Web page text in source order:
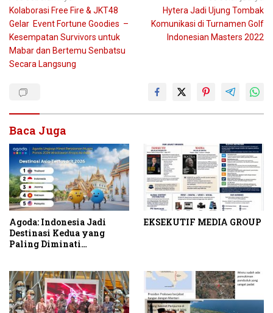
pos
Kolaborasi Free Fire & JKT48
Gelar Event Fortune Goodies –
Kesempatan Survivors untuk
Mabar dan Bertemu Senbatsu
Secara Langsung
Hytera Jadi Ujung Tombak
Komunikasi di Turnamen Golf
Indonesian Masters 2022
Baca Juga
Agoda: Indonesia Jadi
Destinasi Kedua yang
Paling Diminati
di Asia
EKSEKUTIF MEDIA GROUP